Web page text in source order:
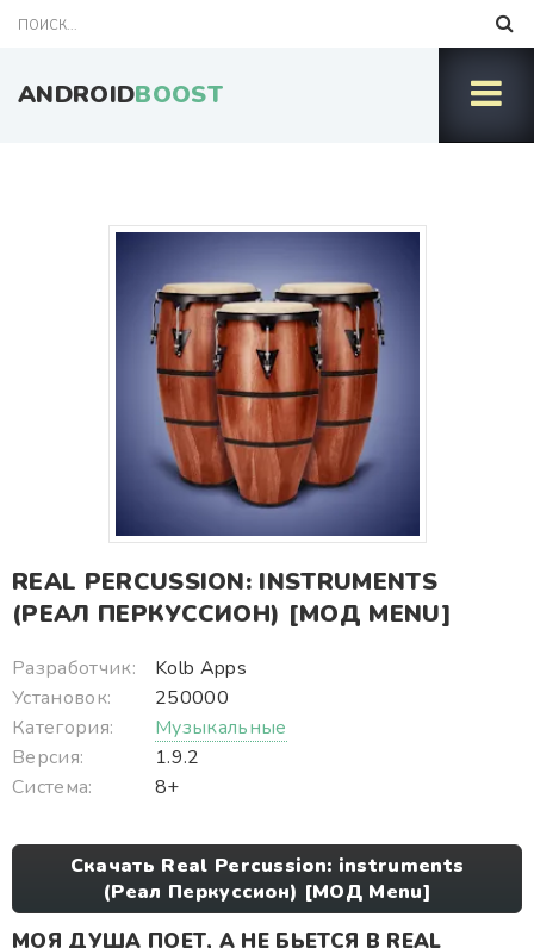
ANDROIDBOOST
REAL PERCUSSION: INSTRUMENTS
(РЕАЛ ПЕРКУССИОН) [МОД MENU]
Разработчик:
Kolb Apps
Установок:
250000
Категория:
Музыкальные
Версия:
1.9.2
Система:
8+
Скачать Real Percussion: instruments
(Реал Перкуссион) [МОД Menu]
МОЯ ДУША ПОЕТ, А НЕ БЬЕТСЯ В REAL